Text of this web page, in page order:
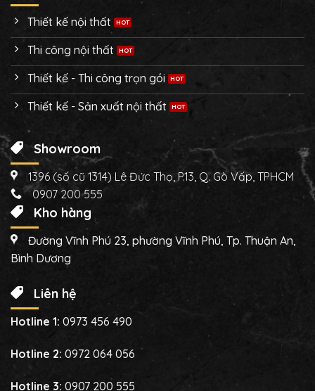
Thiết kế nội thất
Thi công nội thất
Thiết kế - Thi công trọn gói
Thiết kế - Sản xuất nội thất
Showroom
1396 (số cũ 1314) Lê Đức Thọ, P.13, Q. Gò Vấp, TPHCM
0907 200 555
Kho hàng
Đường Vĩnh Phú 23, phường Vĩnh Phú, Tp. Thuận An,
Bình Dương
Liên hệ
Hotline 1: 0973 456 490
Hotline 2: 0972 064 056
Hotline 3: 0907 200 555